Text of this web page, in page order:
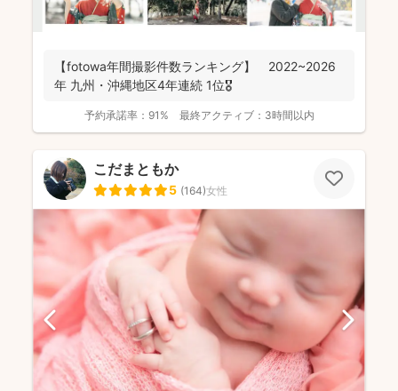
【fotowa年間撮影件数ランキング】 2022~2026
年 九州・沖縄地区4年連続 1位🎖️
予約承諾率： 91% 最終アクティブ： 3時間以内
こだまともか
5 (164)女性